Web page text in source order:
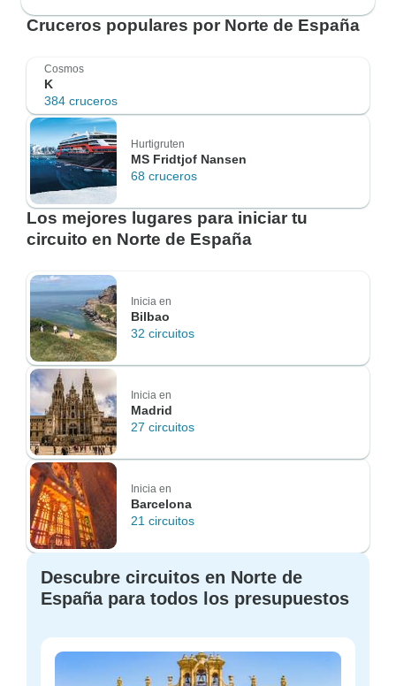
Cruceros populares por Norte de España
Cosmos
K
384 cruceros
Hurtigruten
MS Fridtjof Nansen
68 cruceros
Los mejores lugares para iniciar tu
circuito en Norte de España
Inicia en
Bilbao
32 circuitos
Inicia en
Madrid
27 circuitos
Inicia en
Barcelona
21 circuitos
Descubre circuitos en Norte de
España para todos los presupuestos